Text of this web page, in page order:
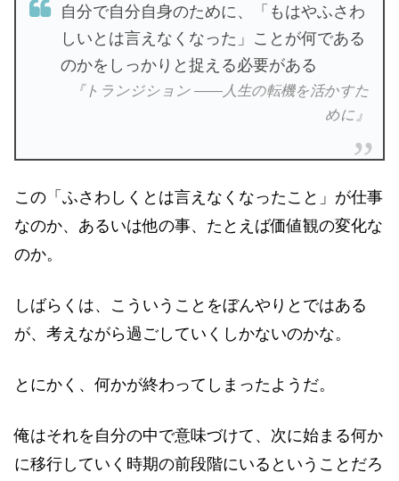
自分で自分自身のために、「もはやふさわ
しいとは言えなくなった」ことが何である
のかをしっかりと捉える必要がある
『トランジション ――人生の転機を活かすた
めに』
この「ふさわしくとは言えなくなったこと」が仕事
なのか、あるいは他の事、たとえば価値観の変化な
のか。
しばらくは、こういうことをぼんやりとではある
が、考えながら過ごしていくしかないのかな。
とにかく、何かが終わってしまったようだ。
俺はそれを自分の中で意味づけて、次に始まる何か
に移行していく時期の前段階にいるということだろ